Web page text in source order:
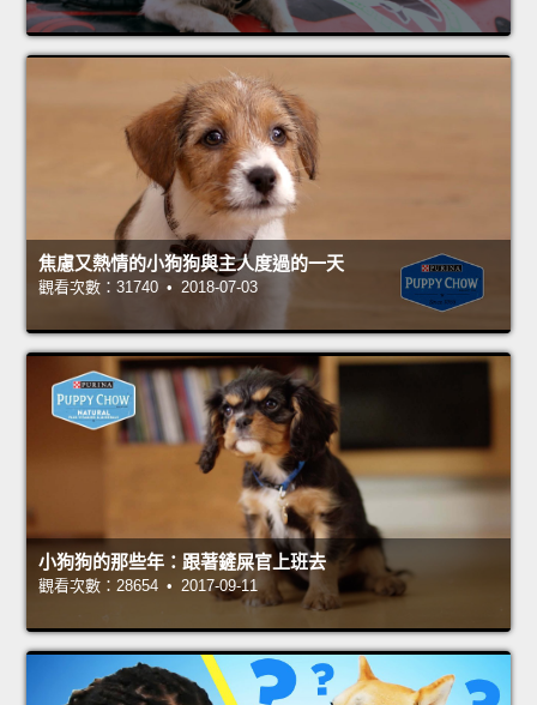
焦慮又熱情的小狗狗與主人度過的一天
觀看次數：31740 • 2018-07-03
小狗狗的那些年：跟著鏟屎官上班去
觀看次數：28654 • 2017-09-11